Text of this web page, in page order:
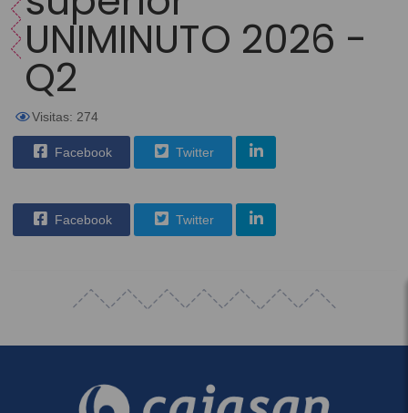
UNIMINUTO 2026 -
Q2
Visitas: 274
Facebook Twitter
Facebook Twitter